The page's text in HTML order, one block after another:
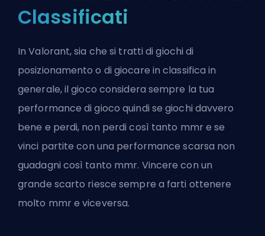
Classificati
In Valorant, sia che si tratti di giochi di
posizionamento o di giocare in classifica in
generale, il gioco considera sempre la tua
performance di gioco quindi se giochi davvero
bene e perdi, non perdi così tanto mmr e se
vinci partite con una performance scarsa non
guadagni così tanto mmr. Vincere con un
grande scarto riesce sempre a farti ottenere
molto mmr e viceversa.